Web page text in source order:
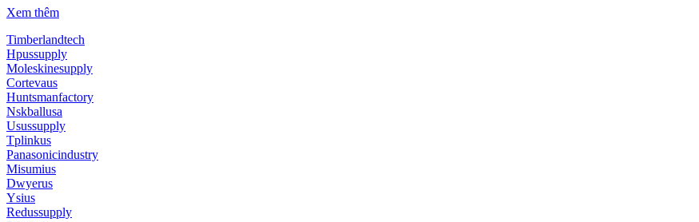
Xem thêm
Timberlandtech
Hpussupply
Moleskinesupply
Cortevaus
Huntsmanfactory
Nskballusa
Usussupply
Tplinkus
Panasonicindustry
Misumius
Dwyerus
Ysius
Redussupply